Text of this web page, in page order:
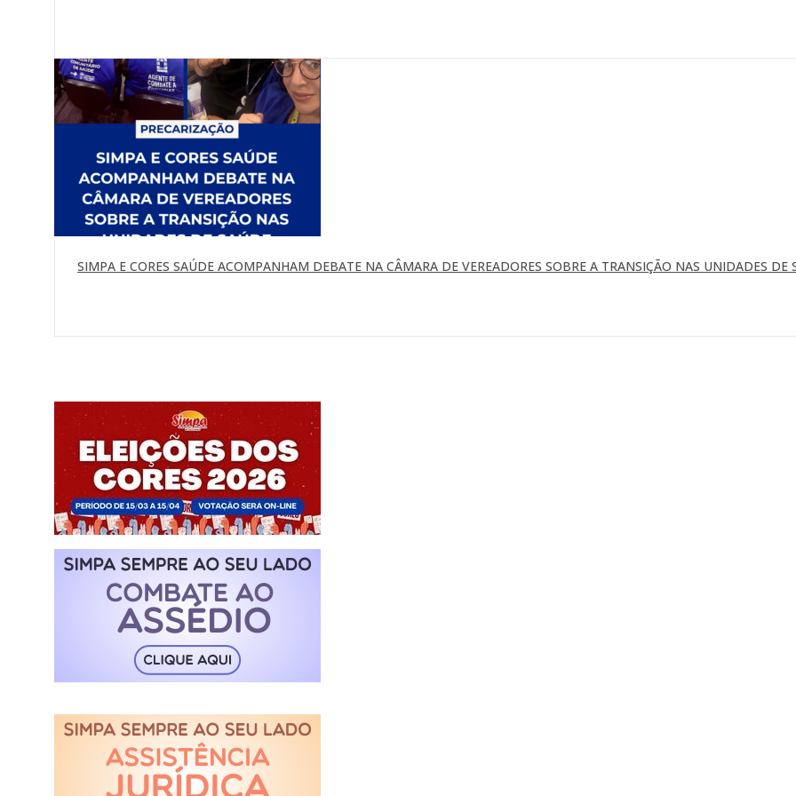
SIMPA E CORES SAÚDE ACOMPANHAM DEBATE NA CÂMARA DE VEREADORES SOBRE A TRANSIÇÃO NAS UNIDADES DE